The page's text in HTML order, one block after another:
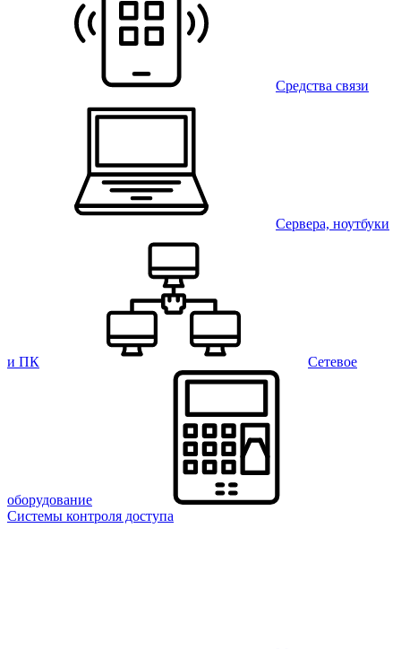
Средства связи
Сервера, ноутбуки
и ПК Сетевое
оборудование
Системы контроля доступа